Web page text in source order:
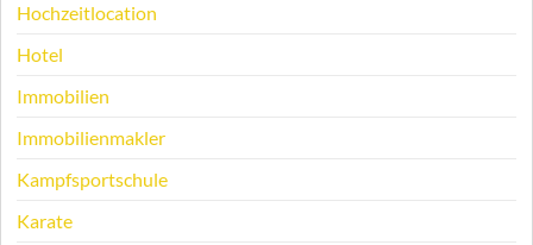
Hochzeitlocation
Hotel
Immobilien
Immobilienmakler
Kampfsportschule
Karate